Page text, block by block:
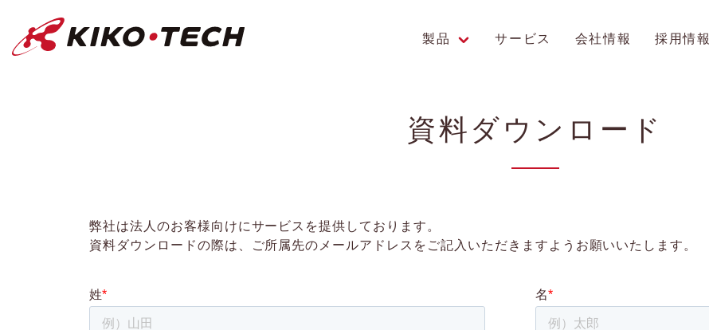
キコーテック株式会社 | ライフサイエンス研究への貢献
製品 サービス 会社情報 採用情報
資料ダウンロード
弊社は法人のお客様向けにサービスを提供しております。
資料ダウンロードの際は、ご所属先のメールアドレスをご記入いただきますようお願いいたします。